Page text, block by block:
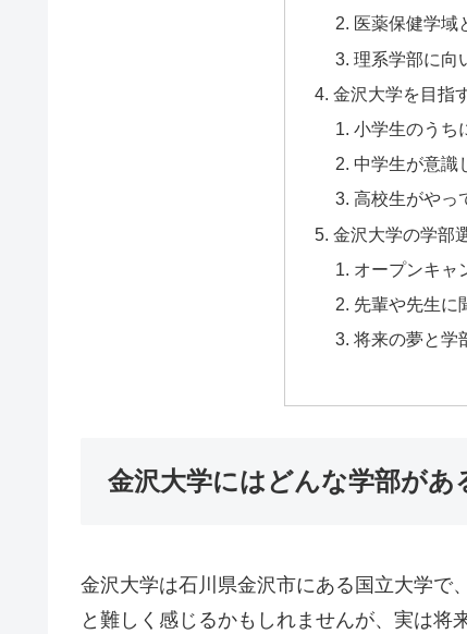
医薬保健学域
理系学部に向
金沢大学を目指
小学生のうち
中学生が意識
高校生がやっ
金沢大学の学部
オープンキャ
先輩や先生に
将来の夢と学
金沢大学にはどんな学部があ
金沢大学は石川県金沢市にある国立大学で
と難しく感じるかもしれませんが、実は将